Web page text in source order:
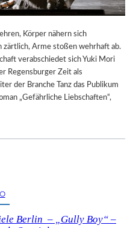
Körper nähern sich
zärtlich, Arme stoßen wehrhaft ab.
verabschiedet sich Yuki Mori
Regensburger Zeit als
der Branche Tanz das Publikum
„Gefährliche Liebschaften“,
Berlin – „Gully Boy“ –